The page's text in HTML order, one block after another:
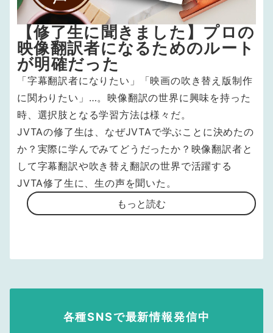
【修了生に聞きました】プロの
映像翻訳者になるためのルート
が明確だった
「字幕翻訳者になりたい」「映画の吹き替え版制作
に関わりたい」…。映像翻訳の世界に興味を持った
時、選択肢となる学習方法は様々だ。
JVTAの修了生は、なぜJVTAで学ぶことに決めたの
か？実際に学んでみてどうだったか？映像翻訳者と
して字幕翻訳や吹き替え翻訳の世界で活躍する
JVTA修了生に、生の声を聞いた。
もっと読む
各種SNSで最新情報発信中